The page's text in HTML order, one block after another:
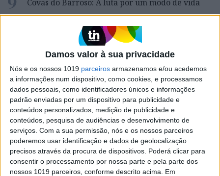
Damos valor à sua privacidade
Nós e os nossos 1019 parceiros armazenamos e/ou acedemos
a informações num dispositivo, como cookies, e processamos
dados pessoais, como identificadores únicos e informações
padrão enviadas por um dispositivo para publicidade e
conteúdos personalizados, medição de publicidade e
conteúdos, pesquisa de audiências e desenvolvimento de
serviços. Com a sua permissão, nós e os nossos parceiros
poderemos usar identificação e dados de geolocalização
precisos através da procura de dispositivos. Poderá clicar para
consentir o processamento por nossa parte e pela parte dos
nossos 1019 parceiros, conforme descrito acima. Em
Covas do Barroso: A luta por um modo de vida
MAIS NA VISÃO